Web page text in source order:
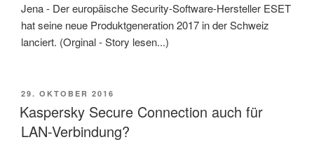
Jena - Der europäische Security-Software-Hersteller ESET
hat seine neue Produktgeneration 2017 in der Schweiz
lanciert. (Orginal - Story lesen...)
VERÖFFENTLICHT
AM
29. OKTOBER 2016
Kaspersky Secure Connection auch für
LAN-Verbindung?